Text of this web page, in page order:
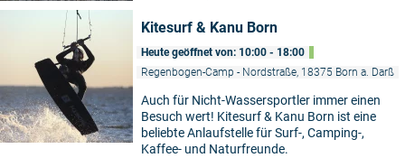
Kitesurf & Kanu Born
Heute geöffnet von: 10:00 - 18:00
Regenbogen-Camp - Nordstraße, 18375 Born a. Darß
Auch für Nicht-Wassersportler immer einen
Besuch wert! Kitesurf & Kanu Born ist eine
beliebte Anlaufstelle für Surf-, Camping-,
Kaffee- und Naturfreunde.